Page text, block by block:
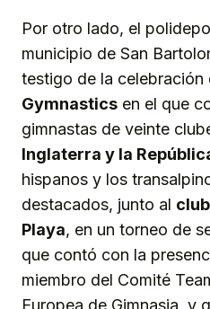
Por otro lado, el
municipio de San
testigo de la celebración
Gymnastics en el que
gimnastas de veinte
Inglaterra y la
hispanos y los
destacados, junto al
Playa, en un torneo de
que contó con la
miembro del Comité